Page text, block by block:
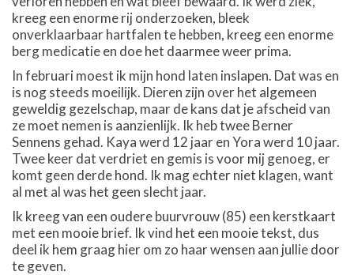
kreeg een enorme rij onderzoeken, bleek
onverklaarbaar hartfalen te hebben, kreeg een enorme
berg medicatie en doe het daarmee weer prima.
In februari moest ik mijn hond laten inslapen. Dat was en
is nog steeds moeilijk. Dieren zijn over het algemeen
geweldig gezelschap, maar de kans dat je afscheid van
ze moet nemen is aanzienlijk. Ik heb twee Berner
Sennens gehad. Kaya werd 12 jaar en Yora werd 10 jaar.
Twee keer dat verdriet en gemis is voor mij genoeg, er
komt geen derde hond. Ik mag echter niet klagen, want
al met al was het geen slecht jaar.
Ik kreeg van een oudere buurvrouw (85) een kerstkaart
met een mooie brief. Ik vind het een mooie tekst, dus
deel ik hem graag hier om zo haar wensen aan jullie door
te geven.